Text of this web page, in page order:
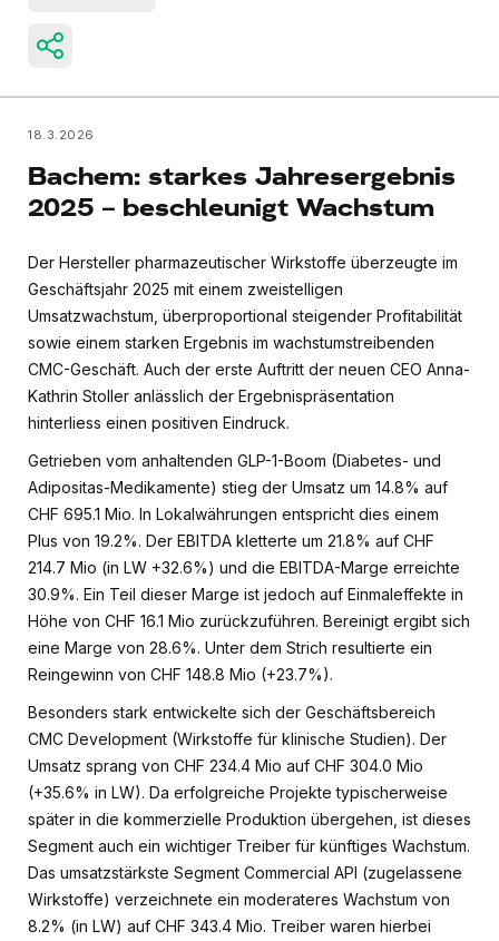
18.3.2026
Bachem: starkes Jahresergebnis
2025 – beschleunigt Wachstum
Der Hersteller pharmazeutischer Wirkstoffe überzeugte im
Geschäftsjahr 2025 mit einem zweistelligen
Umsatzwachstum, überproportional steigender Profitabilität
sowie einem starken Ergebnis im wachstumstreibenden
CMC-Geschäft. Auch der erste Auftritt der neuen CEO Anna-
Kathrin Stoller anlässlich der Ergebnispräsentation
hinterliess einen positiven Eindruck.
Getrieben vom anhaltenden GLP-1-Boom (Diabetes- und
Adipositas-Medikamente) stieg der Umsatz um 14.8% auf
CHF 695.1 Mio. In Lokalwährungen entspricht dies einem
Plus von 19.2%. Der EBITDA kletterte um 21.8% auf CHF
214.7 Mio (in LW +32.6%) und die EBITDA-Marge erreichte
30.9%. Ein Teil dieser Marge ist jedoch auf Einmaleffekte in
Höhe von CHF 16.1 Mio zurückzuführen. Bereinigt ergibt sich
eine Marge von 28.6%. Unter dem Strich resultierte ein
Reingewinn von CHF 148.8 Mio (+23.7%).
Besonders stark entwickelte sich der Geschäftsbereich
CMC Development (Wirkstoffe für klinische Studien). Der
Umsatz sprang von CHF 234.4 Mio auf CHF 304.0 Mio
(+35.6% in LW). Da erfolgreiche Projekte typischerweise
später in die kommerzielle Produktion übergehen, ist dieses
Segment auch ein wichtiger Treiber für künftiges Wachstum.
Das umsatzstärkste Segment Commercial API (zugelassene
Wirkstoffe) verzeichnete ein moderateres Wachstum von
8.2% (in LW) auf CHF 343.4 Mio. Treiber waren hierbei